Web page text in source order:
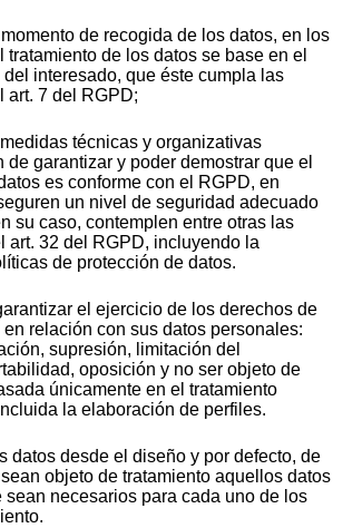
de recogida de los datos, en los
tratamiento de los datos se base en el
interesado, que éste cumpla las
art. 7 del RGPD;
técnicas y organizativas
de garantizar y poder demostrar que el
es conforme con el RGPD, en
un nivel de seguridad adecuado
su caso, contemplen entre otras las
art. 32 del RGPD, incluyendo la
de protección de datos.
el ejercicio de los derechos de
en relación con sus datos personales:
supresión, limitación del
oposición y no ser objeto de
únicamente en el tratamiento
la elaboración de perfiles.
desde el diseño y por defecto, de
objeto de tratamiento aquellos datos
sean necesarios para cada uno de los